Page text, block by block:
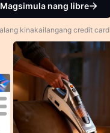
Magsimula nang libre
kinakailangang credit card